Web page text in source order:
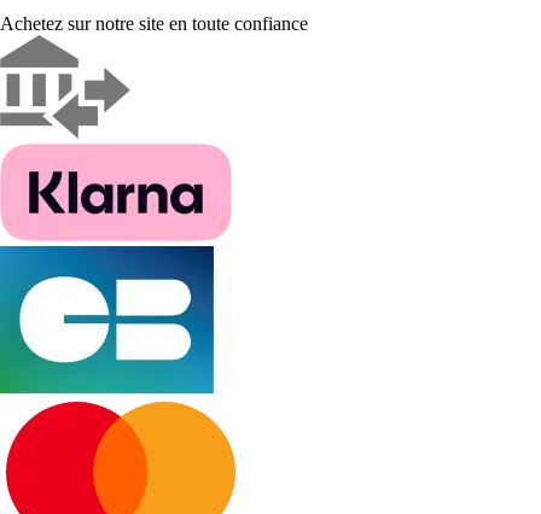
Achetez sur notre site en toute confiance